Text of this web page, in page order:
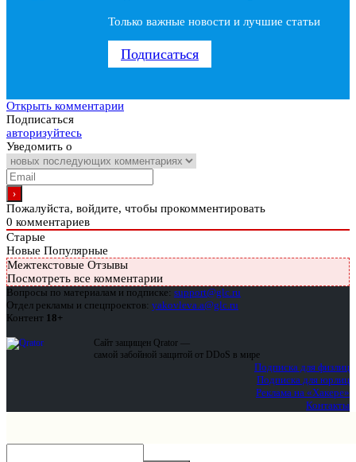
Только важные новости и лучшие статьи
Подписаться
Открыть комментарии
Подписаться
авторизуйтесь
Уведомить о
Пожалуйста, войдите, чтобы прокомментировать
0 комментариев
Старые
Новые Популярные
Межтекстовые Отзывы
Посмотреть все комментарии
Вопросы по материалам и подписке: support@glc.ru
Отдел рекламы и спецпроектов: yakovleva.a@glc.ru
Контент 18+
Сайт защищен Qrator —
самой забойной защитой от DDoS в мире
Подписка для физлиц
Подписка для юрлиц
Реклама на «Хакере»
Контакты